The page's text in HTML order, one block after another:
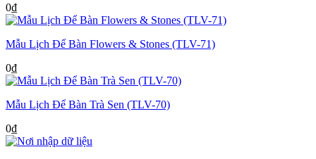
0₫
Mẫu Lịch Để Bàn Flowers & Stones (TLV-71)
0₫
Mẫu Lịch Để Bàn Trà Sen (TLV-70)
0₫